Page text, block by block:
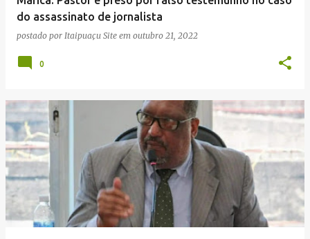
do assassinato de jornalista
postado por Itaipuaçu Site em outubro 21, 2022
0